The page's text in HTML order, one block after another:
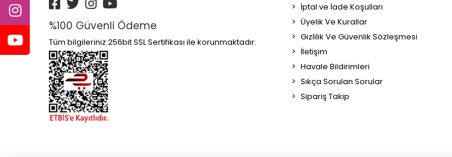
%100 Güvenli Ödeme
Tüm bilgileriniz 256bit SSL Sertifikası ile korunmaktadır.
İptal ve İade Koşulları
Üyelik Ve Kurallar
Gizlilik Ve Güvenlik Sözleşmesi
İletişim
Havale Bildirimleri
Sıkça Sorulan Sorular
Sipariş Takip